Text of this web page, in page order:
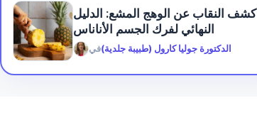
كشف النقاب عن الوهج المشع: الدليل
النهائي لفرك الجسم الأناناس
فيالدكتورة جوليا كارول (طبيبة جلدية)